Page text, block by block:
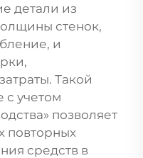
детали из
стенок,
и
Такой
с учетом
позволяет
повторных
средств в